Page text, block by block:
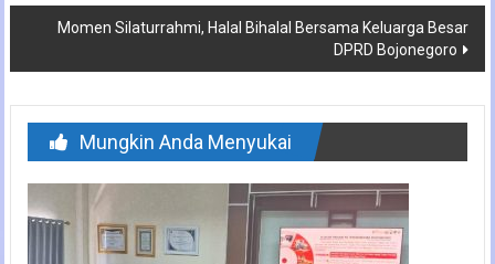
Momen Silaturrahmi, Halal Bihalal Bersama Keluarga Besar
DPRD Bojonegoro
Mungkin Anda Menyukai